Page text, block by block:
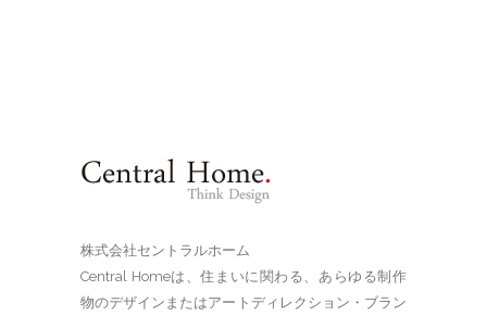
株式会社セントラルホーム
Central Homeは、住まいに関わる、あらゆる制作
物のデザインまたはアートディレクション・ブラン